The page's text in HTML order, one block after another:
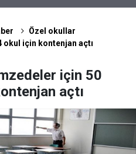
Özel okullar
için kontenjan açtı
için 50
açtı